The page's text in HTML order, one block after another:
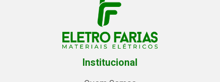
Institucional